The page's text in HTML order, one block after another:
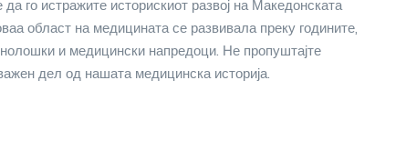
го истражите историскиот развој на Македонската
област на медицината се развивала преку годините,
и медицински напредоци. Не пропуштајте
дел од нашата медицинска историја.